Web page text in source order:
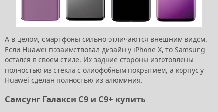
А в целом, смартфоны сильно отличаются внешним видом.
Если Huawei позаимствовал дизайн у iPhone X, то Samsung
остался в своем стиле. Их задние стороны изготовлены
полностью из стекла с олиофобным покрытием, а корпус у
Huawei сделан полностью из алюминия.
Самсунг Галакси С9 и С9+ купить